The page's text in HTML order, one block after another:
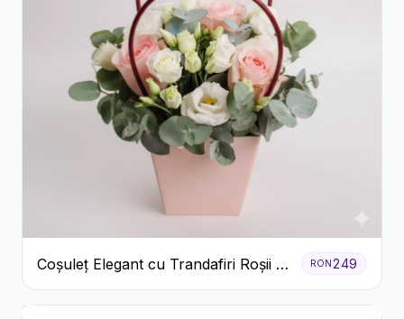
Coșuleț Elegant cu Trandafiri Roșii și
Lisianthus Alb
RON 249